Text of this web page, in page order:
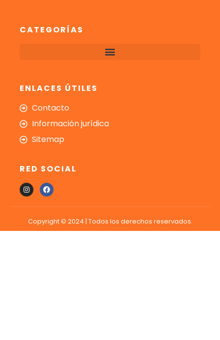
CATEGORÍAS
ENLACES ÚTILES
Contacto
Información jurídica
Sitemap
RED SOCIAL
Copyright © 2024 | Todos los derechos reservados.